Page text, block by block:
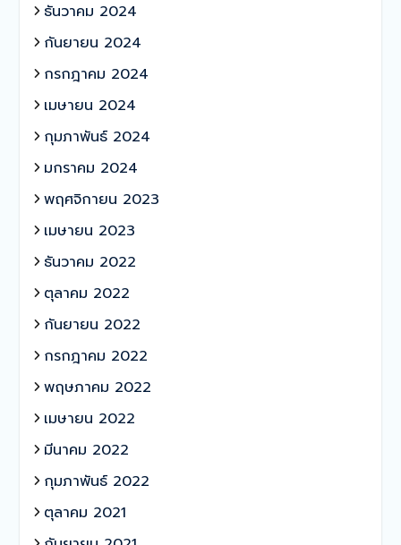
ธันวาคม 2024
กันยายน 2024
กรกฎาคม 2024
เมษายน 2024
กุมภาพันธ์ 2024
มกราคม 2024
พฤศจิกายน 2023
เมษายน 2023
ธันวาคม 2022
ตุลาคม 2022
กันยายน 2022
กรกฎาคม 2022
พฤษภาคม 2022
เมษายน 2022
มีนาคม 2022
กุมภาพันธ์ 2022
ตุลาคม 2021